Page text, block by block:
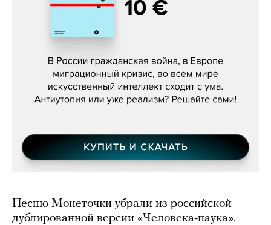
Константин Зарубин, «Наше сердце
Песню Монеточки убрали из российской
дублированной версии «Человека-паука».